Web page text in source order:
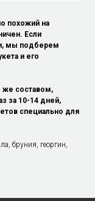
похожий на
Если
мы подберем
и его
же составом,
за 10-14 дней,
специально для
бруния, георгин,